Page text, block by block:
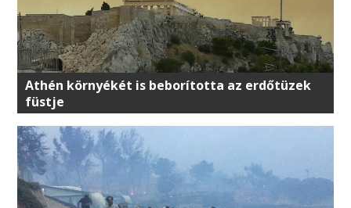
Athén környékét is beborította az erdőtüzek
füstje